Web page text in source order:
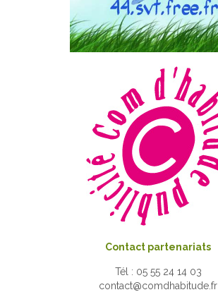
Contact partenariats
Tél : 05 55 24 14 03
contact@comdhabitude.fr